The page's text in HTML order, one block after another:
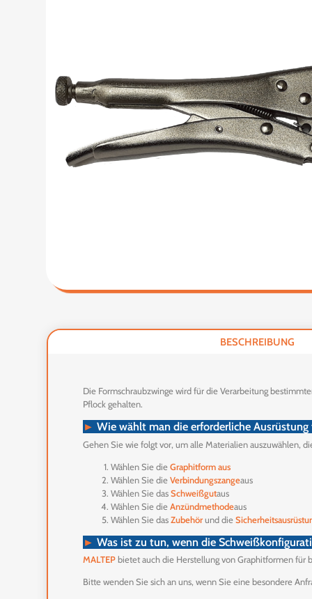
BESCHREIBUNG
Die Formschraubzwinge wird für die Verarbeitung
Pflock gehalten.
► Wie wählt man die erforderliche
Gehen Sie wie folgt vor, um alle Materialien auszuwählen,
Wählen Sie dieGraphitform aus
Wählen Sie dieVerbindungszangeaus
Wählen Sie dasSchweißgutaus
Wählen Sie dieAnzündmethodeaus
Wählen Sie dasZubehörund die
► Was ist zu tun, wenn die
MALTEPbietet auch die Herstellung von Graphitformen für
Bitte wenden Sie sich an uns, wenn Sie eine besondere